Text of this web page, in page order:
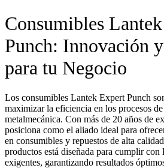
Consumibles
Punch: Innovación
para tu Negocio
Los consumibles Lantek Expert Punch
maximizar la eficiencia en los procesos
metalmecánica. Con más de 20 años de
posiciona como el aliado ideal para
en consumibles y repuestos de alta
productos está diseñada para cumplir con
exigentes, garantizando resultados